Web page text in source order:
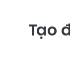
Tạo